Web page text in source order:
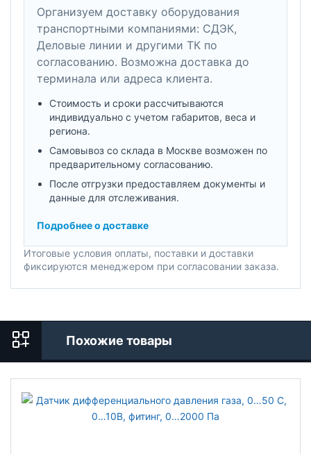
Организуем доставку оборудования
транспортными компаниями: СДЭК,
Деловые линии и другими ТК по
согласованию. Возможна доставка до
терминала или адреса клиента.
Стоимость и сроки рассчитываются
индивидуально с учетом габаритов, веса и
региона.
Самовывоз со склада в Москве возможен по
предварительному согласованию.
После отгрузки предоставляем документы и
данные для отслеживания.
Подробнее о доставке
Итоговые условия оплаты, поставки и доставки
фиксируются менеджером при согласовании заказа.
Похожие товары